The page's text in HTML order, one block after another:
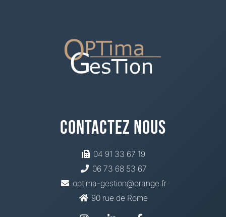
Contactez Nous
04 91 33 67 19
06 73 68 53 67
optima-gestion@orange.fr
90 rue de Rome